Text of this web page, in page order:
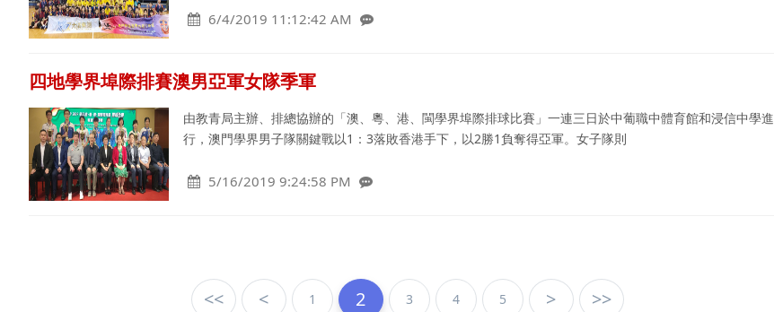
6/4/2019 11:12:42 AM
四地學界埠際排賽澳男亞軍女隊季軍
由教青局主辦、排總協辦的「澳、粵、港、閩學界埠際排球比賽」一連三日於中葡職中體育館和浸信中學進
行，澳門學界男子隊關鍵戰以1：3落敗香港手下，以2勝1負奪得亞軍。女子隊則
5/16/2019 9:24:58 PM
<< < 1 2 3 4 5 > >>